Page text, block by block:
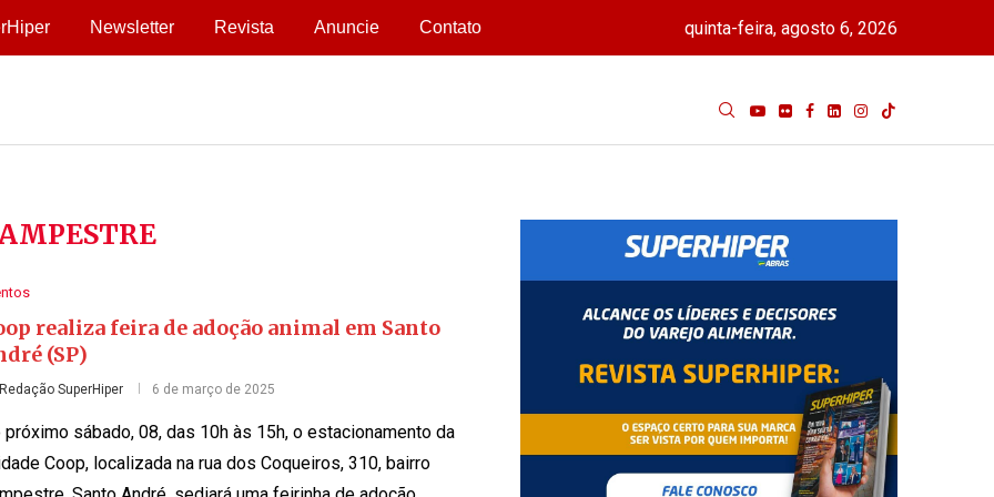
Newsletter Revista Anuncie Contato quinta-feira, agosto 6, 2026
realiza feira de adoção animal em Santo
(SP)
SuperHiper 6 de março de 2025
próximo sábado, 08, das 10h às 15h, o estacionamento da
Coop, localizada na rua dos Coqueiros, 310, bairro